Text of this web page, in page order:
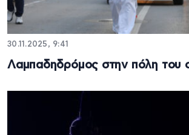
30.11.2025, 9:41
Λαμπαδηδρόμος στην πόλη του